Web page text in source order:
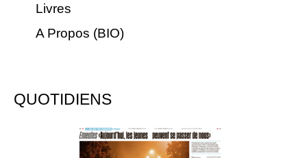
Livres
A Propos (BIO)
QUOTIDIENS